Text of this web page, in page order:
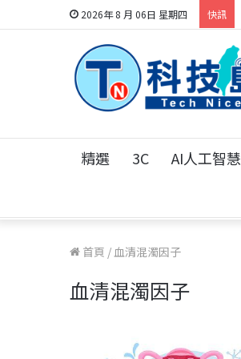
2026年 8 月 06日 星期四 快訊
精選 3C AI人工智慧
首頁 /血清混濁因子
血清混濁因子